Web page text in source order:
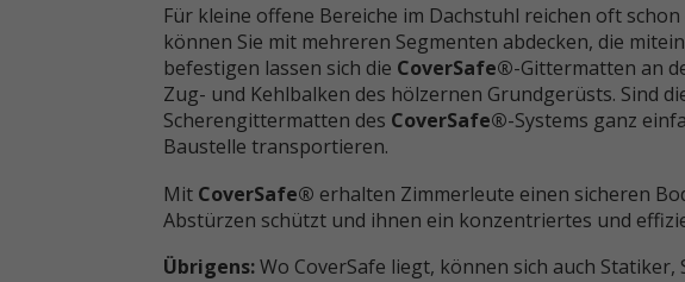
Für kleine offene Bereiche im Dachstuhl reichen oft schon
können Sie mit mehreren Segmenten abdecken, die
befestigen lassen sich die CoverSafe®-Gittermatten an
Zug- und Kehlbalken des hölzernen Grundgerüsts. Sind
Scherengittermatten des CoverSafe®-Systems ganz
Baustelle transportieren.
Mit CoverSafe® erhalten Zimmerleute einen sicheren
Abstürzen schützt und ihnen ein konzentriertes und
Übrigens:Wo CoverSafe liegt, können sich auch